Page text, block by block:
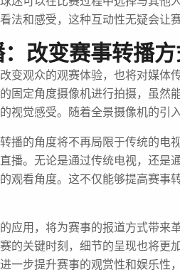
法和感受，这种互动性无疑会让
改变赛事转播
变观众的观赛体验，也将对媒体
固定角度摄像机进行拍摄，虽然
视觉感受。随着全景摄像机的引
播的角度将不再局限于传统的电
播。无论是通过传统电视，还是
观看角度。这不仅能够提高赛事
应用，将为赛事的报道方式带来
的关键时刻，细节的呈现也将更
一步提升赛事的观赏性和娱乐性